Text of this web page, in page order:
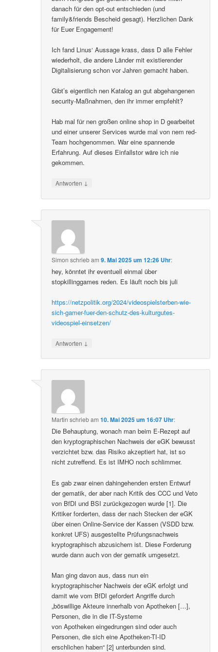
danach für den opt-out entschieden (und
family&friends Bescheid gesagt). Herzlichen Dank
für Euer Engagement!
Ich fand Linus‘ Aussage krass, dass D alle Fehler
wiederholt, die andere Länder mit existierender
Digitalisierung schon vor Jahren gemacht haben.
Gibt’s eigentlich nen Katalog an gut abgehangenen
security-Maßnahmen, den ihr immer empfehlt?
Hab mal für nen großen online shop in D gearbeitet
und einer unserer Services wurde mal von nem red-
Team hochgenommen. War eine spannende
Erfahrung. Auf dieses Einfallstor wäre ich nie
gekommen.
Antworten ↓
Simon schriebam9. Mai 2025 um 12:26 Uhr:
hey, könntet ihr eventuell einmal über
stopkillinggames reden. Es läuft noch bis juli
https://netzpolitik.org/2024/videospielsterben-wie-
sich-gamer-fuer-den-schutz-des-kulturgutes-
videospiel-einsetzen/
Antworten ↓
Martin schriebam10. Mai 2025 um 16:07 Uhr:
Die Behauptung, wonach man beim E-Rezept auf
den kryptographischen Nachweis der eGK bewusst
verzichtet bzw. das Risiko akzeptiert hat, ist so
nicht zutreffend. Es ist IMHO noch schlimmer.
Es gab zwar einen dahingehenden ersten Entwurf
der gematik, der aber nach Kritik des CCC und Veto
von BfDI und BSI zurückgezogen wurde [1]. Die
Kritiker forderten, dass der nach Stecken der eGK
über einen Online-Service der Kassen (VSDD bzw.
konkret UFS) ausgestellte Prüfungsnachweis
kryptographisch abzusichern ist. Diese Forderung
wurde dann auch von der gematik umgesetzt.
Man ging davon aus, dass nun ein
kryptographischer Nachweis der eGK erfolgt und
damit wie vom BfDI gefordert Angriffe durch
„böswillige Akteure innerhalb von Apotheken […],
Personen, die in die IT-Systeme
von Apotheken eingedrungen sind oder auch
Personen, die sich eine Apotheken-TI-ID
erschlichen haben“ [2] unterbunden sind.